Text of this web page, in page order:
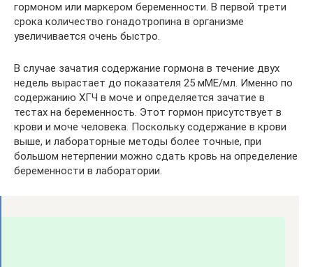
гормоном или маркером беременности. В первой трети
срока количество гонадотропина в организме
увеличивается очень быстро.
В случае зачатия содержание гормона в течение двух
недель вырастает до показателя 25 мМЕ/мл. Именно по
содержанию ХГЧ в моче и определяется зачатие в
тестах на беременность. Этот гормон присутствует в
крови и моче человека. Поскольку содержание в крови
выше, и лабораторные методы более точные, при
большом нетерпении можно сдать кровь на определение
беременности в лаборатории.